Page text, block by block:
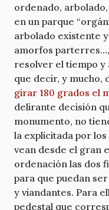
ordenado,
en un parque
arbolado existente
amorfos
resolver el tiempo y
que decir, y mucho,
girar 180 grados el
delirante decisión
monumento, no
la explicitada por
vean desde el gran
ordenación las dos
para que puedan
y viandantes. Para
pedestal que